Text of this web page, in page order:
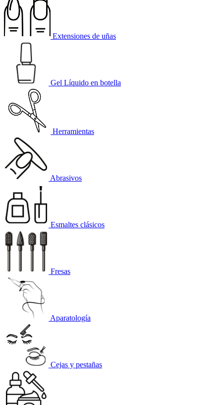
Extensiones de uñas
Gel Líquido en botella
Herramientas
Abrasivos
Esmaltes clásicos
Fresas
Aparatología
Cejas y pestañas